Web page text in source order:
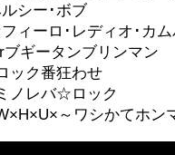
シー･ボブ
ィーロ･レディオ･カ
ブギータンブリンマン
ック番狂わせ
ノレバ☆ロック
～ワシかてホン